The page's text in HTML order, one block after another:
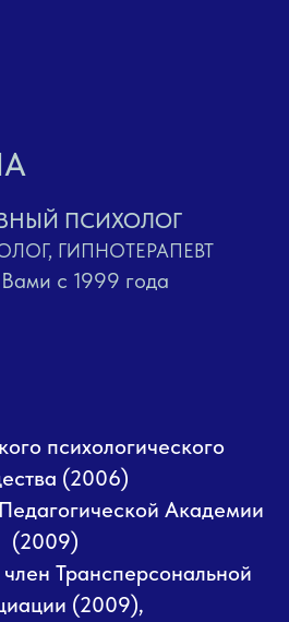
ПСИХОЛОГ
ГИПНОТЕРАПЕВТ
с 1999 года
психологического
(2006)
Академии
(2009)
Трансперсональной
(2009),